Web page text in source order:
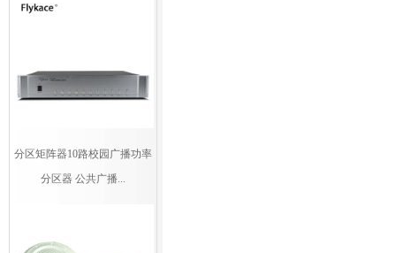
分区矩阵器10路校园广播功率
分区器 公共广播...